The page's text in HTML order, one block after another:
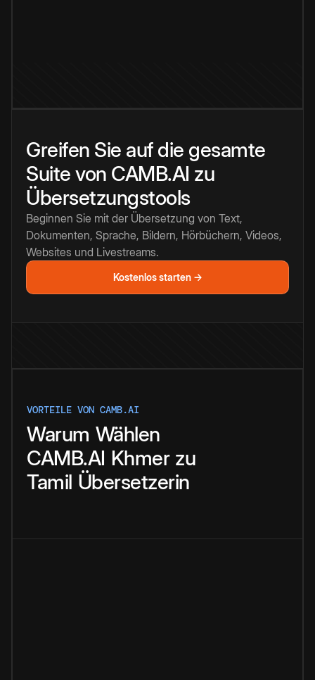
Greifen Sie auf die gesamte
Suite von CAMB.AI zu
Übersetzungstools
Beginnen Sie mit der Übersetzung von Text,
Dokumenten, Sprache, Bildern, Hörbüchern, Videos,
Websites und Livestreams.
Kostenlos starten →
VORTEILE VON CAMB.AI
Warum Wählen
CAMB.AI Khmer zu
Tamil Übersetzerin